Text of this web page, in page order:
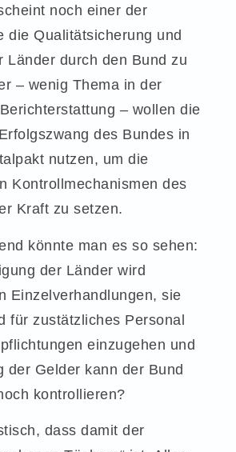
noch einer der
die Qualitätsicherung und
Länder durch den Bund zu
– wenig Thema in der
– wollen die
des Bundes in
nutzen, um die
Kontrollmechanismen des
Kraft zu setzen.
könnte man es so sehen:
der Länder wird
Einzelverhandlungen, sie
für zustätzliches Personal
einzugehen und
der Gelder kann der Bund
kontrollieren?
dass damit der